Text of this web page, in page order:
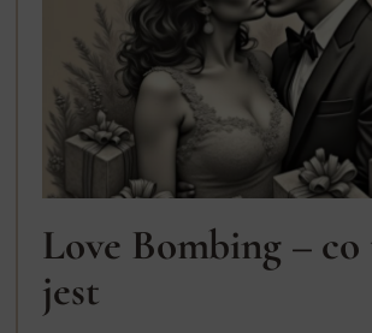
Love Bombing – co
jest